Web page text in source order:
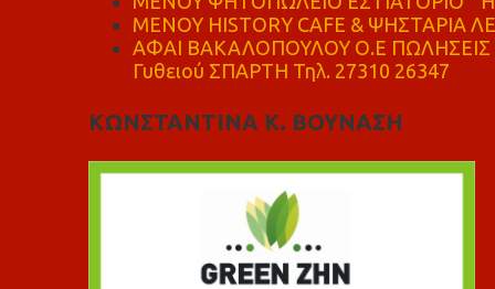
ΜΕΝΟΥ HISTORY CAFE & ΨΗΣΤΑΡΙΑ
ΑΦΑΙ ΒΑΚΑΛΟΠΟΥΛΟΥ Ο.Ε ΠΩΛΗΣΕΙΣ
Γυθειού ΣΠΑΡΤΗ Τηλ. 27310 26347
ΚΩΝΣΤΑΝΤΙΝΑ Κ. ΒΟΥΝΑΣΗ